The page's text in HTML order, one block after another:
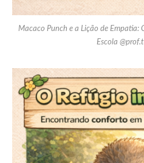
Macaco Punch e a Lição de Empatia:
Escola